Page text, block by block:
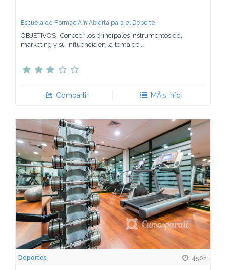
Escuela de FormaciÃ³n Abierta para el Deporte
OBJETIVOS- Conocer los principales instrumentos del
marketing y su influencia en la toma de...
Compartir MÃ¡s Info
Deportes 450h